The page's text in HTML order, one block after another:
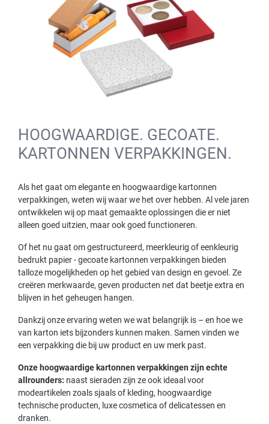
HOOGWAARDIGE. GECOATE.
KARTONNEN VERPAKKINGEN.
Als het gaat om elegante en hoogwaardige kartonnen
verpakkingen, weten wij waar we het over hebben. Al vele jaren
ontwikkelen wij op maat gemaakte oplossingen die er niet
alleen goed uitzien, maar ook goed functioneren.
Of het nu gaat om gestructureerd, meerkleurig of eenkleurig
bedrukt papier - gecoate kartonnen verpakkingen bieden
talloze mogelijkheden op het gebied van design en gevoel. Ze
creëren merkwaarde, geven producten net dat beetje extra en
blijven in het geheugen hangen.
Dankzij onze ervaring weten we wat belangrijk is – en hoe we
van karton iets bijzonders kunnen maken. Samen vinden we
een verpakking die bij uw product en uw merk past.
Onze hoogwaardige kartonnen verpakkingen zijn echte
allrounders: naast sieraden zijn ze ook ideaal voor
modeartikelen zoals sjaals of kleding, hoogwaardige
technische producten, luxe cosmetica of delicatessen en
dranken.